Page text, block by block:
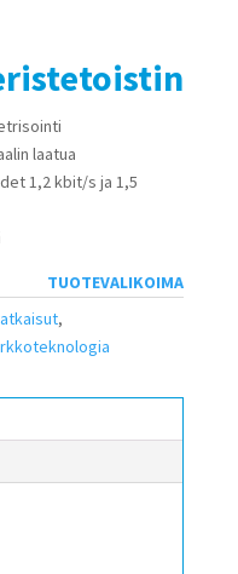
laatua
1,2 kbit/s ja 1,5
TUOTEVALIKOIMA
,